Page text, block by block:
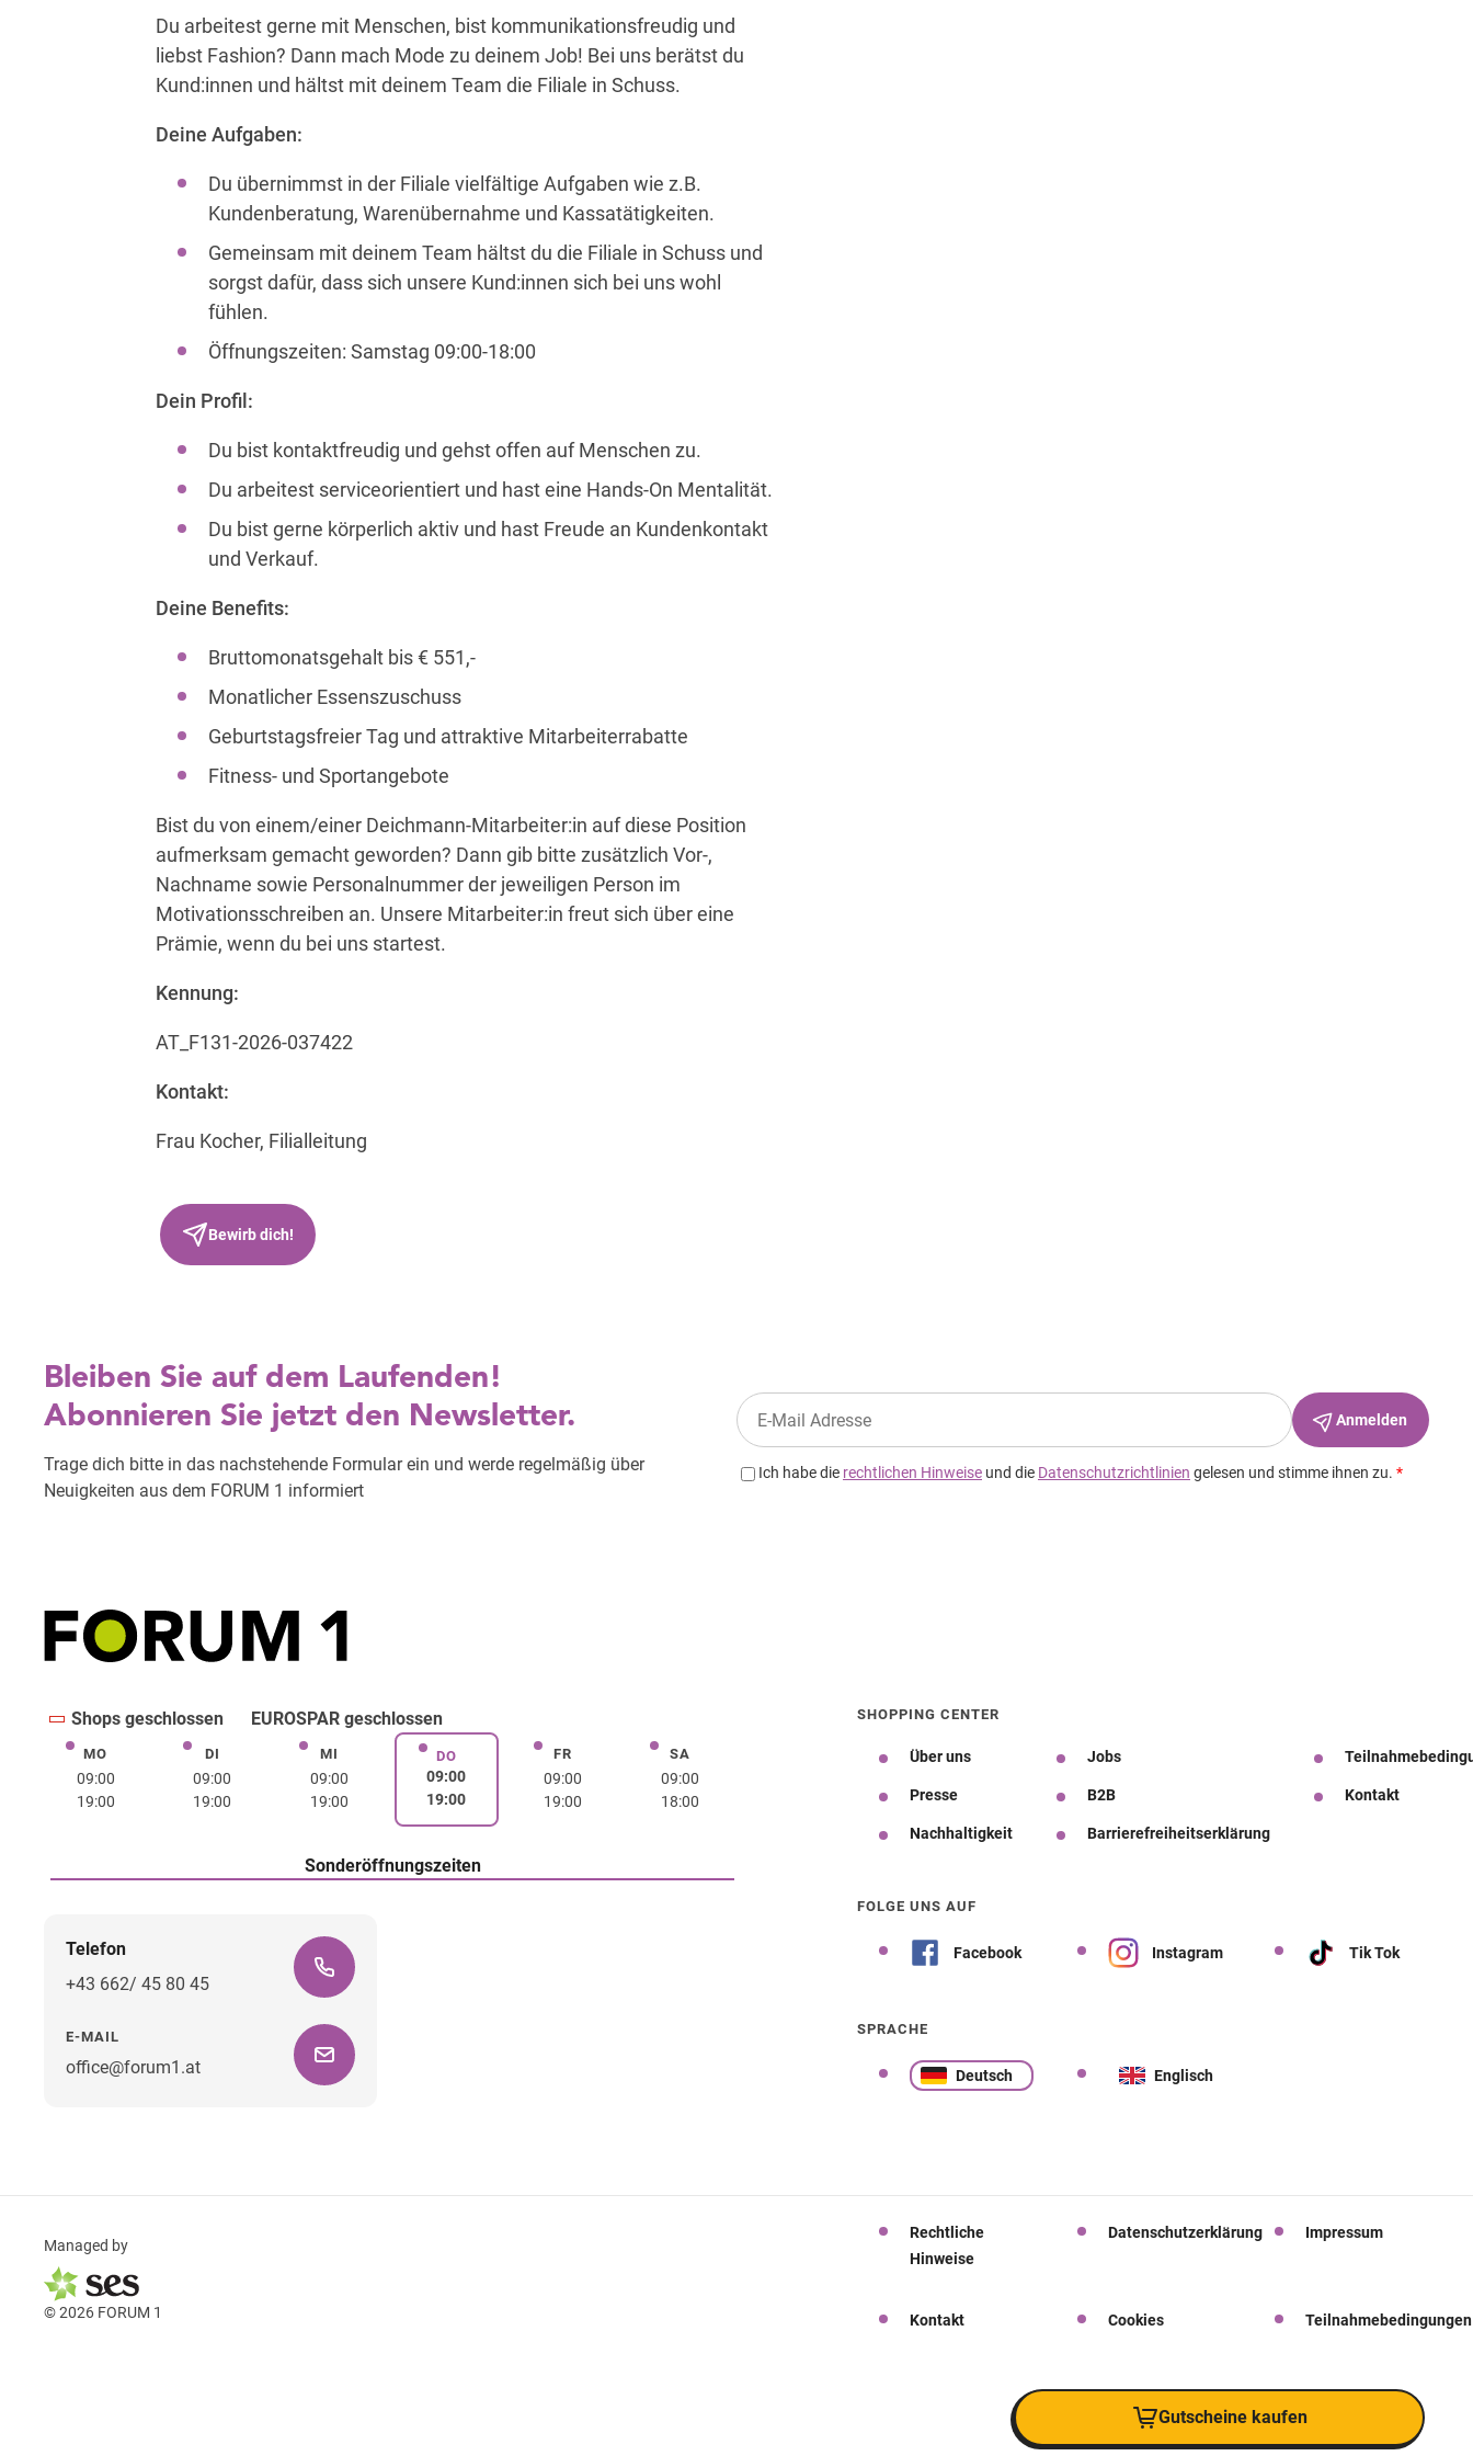
Du arbeitest gerne mit Menschen, bist kommunikationsfreudig und
liebst Fashion? Dann mach Mode zu deinem Job! Bei uns berätst du
Kund:innen und hältst mit deinem Team die Filiale in Schuss.
Deine Aufgaben:
Du übernimmst in der Filiale vielfältige Aufgaben wie z.B.
Kundenberatung, Warenübernahme und Kassatätigkeiten.
Gemeinsam mit deinem Team hältst du die Filiale in Schuss und
sorgst dafür, dass sich unsere Kund:innen sich bei uns wohl
fühlen.
Öffnungszeiten: Samstag 09:00-18:00
Dein Profil:
Du bist kontaktfreudig und gehst offen auf Menschen zu.
Du arbeitest serviceorientiert und hast eine Hands-On Mentalität.
Du bist gerne körperlich aktiv und hast Freude an Kundenkontakt
und Verkauf.
Deine Benefits:
Bruttomonatsgehalt bis € 551,-
Monatlicher Essenszuschuss
Geburtstagsfreier Tag und attraktive Mitarbeiterrabatte
Fitness- und Sportangebote
Bist du von einem/einer Deichmann-Mitarbeiter:in auf diese Position
aufmerksam gemacht geworden? Dann gib bitte zusätzlich Vor-,
Nachname sowie Personalnummer der jeweiligen Person im
Motivationsschreiben an. Unsere Mitarbeiter:in freut sich über eine
Prämie, wenn du bei uns startest.
Kennung:
AT_F131-2026-037422
Kontakt:
Frau Kocher, Filialleitung
Bewirb dich!
Shops geschlossen EUROSPAR geschlossen
MOMontag
09:00
19:00
DIDienstag
09:00
19:00
MIMittwoch
09:00
19:00
DODonnerstag
09:00
19:00
FRFreitag
09:00
19:00
SASamstag
09:00
18:00
Sonderöffnungszeiten
Telefon
+43 662/ 45 80 45
E-MAIL
office@forum1.at
SHOPPING CENTER
Über uns Jobs
Presse B2B Kontakt
Nachhaltigkeit Barrierefreiheitserklärung
FOLGE UNS AUF
Facebook Instagram Tik Tok
SPRACHE
Deutsch Englisch
Managed by
© 2026 FORUM 1
Rechtliche
Hinweise
Datenschutzerklärung Impressum
Kontakt Cookies Teilnahmebedingungen
Gutscheine kaufen